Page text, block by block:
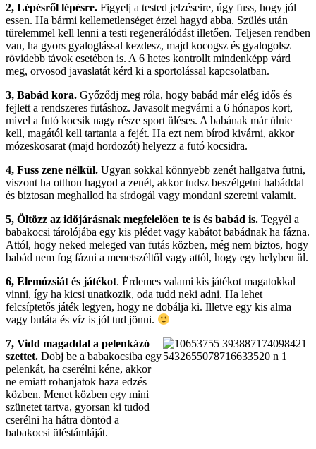
2, Lépésről lépésre. Figyelj a tested jelzéseire, úgy fuss, hogy jól
essen. Ha bármi kellemetlenséget érzel hagyd abba. Szülés után
türelemmel kell lenni a testi regenerálódást illetően. Teljesen rendben
van, ha gyors gyaloglással kezdesz, majd kocogsz és gyalogolsz
rövidebb távok esetében is. A 6 hetes kontrollt mindenképp várd
meg, orvosod javaslatát kérd ki a sportolással kapcsolatban.
3, Babád kora. Győződj meg róla, hogy babád már elég idős és
fejlett a rendszeres futáshoz. Javasolt megvárni a 6 hónapos kort,
mivel a futó kocsik nagy része sport üléses. A babának már ülnie
kell, magától kell tartania a fejét. Ha ezt nem bírod kivárni, akkor
mózeskosarat (majd hordozót) helyezz a futó kocsidra.
4, Fuss zene nélkül. Ugyan sokkal könnyebb zenét hallgatva futni,
viszont ha otthon hagyod a zenét, akkor tudsz beszélgetni babáddal
és biztosan meghallod ha sírdogál vagy mondani szeretni valamit.
5, Öltözz az időjárásnak megfelelően te is és babád is. Tegyél a
babakocsi tárolójába egy kis plédet vagy kabátot babádnak ha fázna.
Attól, hogy neked meleged van futás közben, még nem biztos, hogy
babád nem fog fázni a menetszéltől vagy attól, hogy egy helyben ül.
6, Elemózsiát és játékot. Érdemes valami kis játékot magatokkal
vinni, így ha kicsi unatkozik, oda tudd neki adni. Ha lehet
felcsíptetős játék legyen, hogy ne dobálja ki. Illetve egy kis alma
vagy buláta és víz is jól tud jönni.
7, Vidd magaddal a pelenkázó
szettet. Dobj be a babakocsiba egy
pelenkát, ha cserélni kéne, akkor
ne emiatt rohanjatok haza edzés
közben. Menet közben egy mini
szünetet tartva, gyorsan ki tudod
cserélni ha hátra döntöd a
babakocsi üléstámláját.